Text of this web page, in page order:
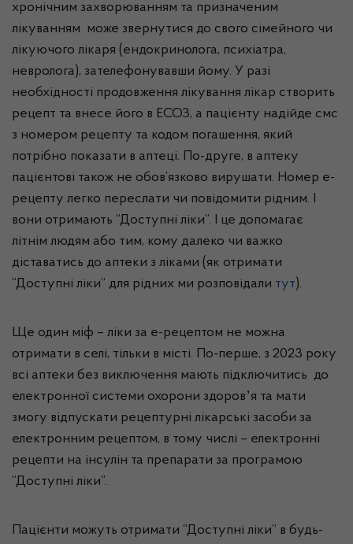
хронічним захворюванням та призначеним
лікуванням може звернутися до свого сімейного чи
лікуючого лікаря (ендокринолога, психіатра,
невролога), зателефонувавши йому. У разі
необхідності продовження лікування лікар створить
рецепт та внесе його в ЕСОЗ, а пацієнту надійде смс
з номером рецепту та кодом погашення, який
потрібно показати в аптеці. По-друге, в аптеку
пацієнтові також не обов’язково вирушати. Номер е-
рецепту легко переслати чи повідомити рідним. І
вони отримають “Доступні ліки”. І це допомагає
літнім людям або тим, кому далеко чи важко
діставатись до аптеки з ліками (як отримати
“Доступні ліки” для рідних ми розповідали тут).
Ще один міф – ліки за е-рецептом не можна
отримати в селі, тільки в місті. По-перше, з 2023 року
всі аптеки без виключення мають підключитись до
електронної системи охорони здоровʼя та мати
змогу відпускати рецептурні лікарські засоби за
електронним рецептом, в тому числі – електронні
рецепти на інсулін та препарати за програмою
“Доступні ліки”.
Пацієнти можуть отримати “Доступні ліки” в будь-